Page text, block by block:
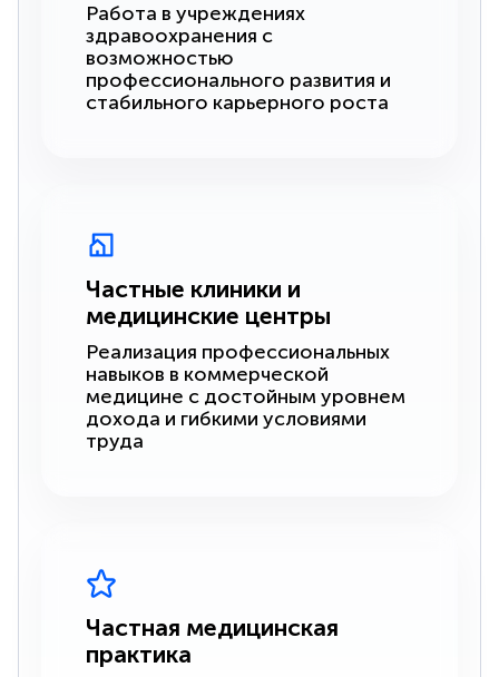
Работа в учреждениях
здравоохранения с
возможностью
профессионального развития и
стабильного карьерного роста
Частные клиники и
медицинские центры
Реализация профессиональных
навыков в коммерческой
медицине с достойным уровнем
дохода и гибкими условиями
труда
Частная медицинская
практика